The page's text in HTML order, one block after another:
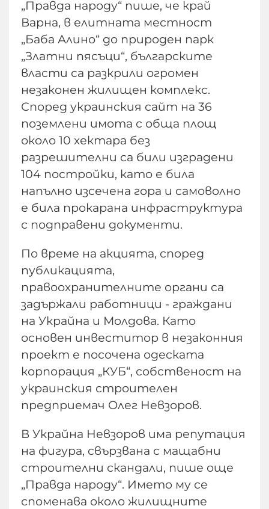
„Правда народу“ пише, че край
Варна, в елитната местност
„Баба Алино“ до природен парк
„Златни пясъци“, българските
власти са разкрили огромен
незаконен жилищен комплекс.
Според украинския сайт на 36
поземлени имота с обща площ
около 10 хектара без
разрешителни са били изградени
104 постройки, като е била
напълно изсечена гора и самоволно
е била прокарана инфраструктура
с подправени документи.
По време на акцията, според
публикацията,
правоохранителните органи са
задържали работници - граждани
на Украйна и Молдова. Като
основен инвеститор в незаконния
проект е посочена одеската
корпорация „КУБ“, собственост на
украинския строителен
предприемач Олег Невзоров.
В Украйна Невзоров има репутация
на фигура, свързвана с мащабни
строителни скандали, пише още
„Правда народу“. Името му се
споменава около жилищните